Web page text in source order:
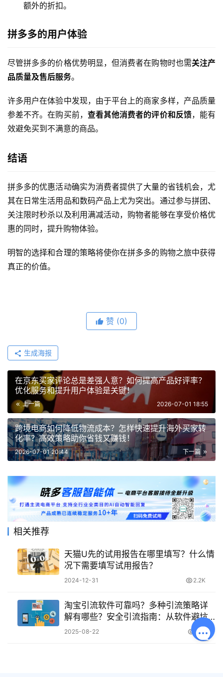
额外的折扣。
拼多多的用户体验
尽管拼多多的价格优势明显，但消费者在购物时也需关注产
品质量及售后服务。
许多用户在体验中发现，由于平台上的商家多样，产品质量
参差不齐。在购买前， 查看其他消费者的评价和反馈，能有
效避免买到不满意的商品。
结语
拼多多的优惠活动确实为消费者提供了大量的省钱机会，尤
其在日常生活用品和数码产品上尤为突出。通过参与拼团、
关注限时秒杀以及利用满减活动，购物者能够在享受价格优
惠的同时，提升购物体验。
明智的选择和合理的策略将使你在拼多多的购物之旅中获得
真正的价值。
赞 (0)
生成海报
在京东买家评论总是差强人意？如何提高产品好评率？
优化服务和提升用户体验是关键！
上一篇 2026-07-01 18:55
跨境电商如何降低物流成本？怎样快速提升海外买家转
化率？高效策略助你省钱又赚钱！
下一篇
2026-07-01 20:44
相关推荐
天猫U先的试用报告在哪里填写？什么情
况下需要填写试用报告？
2024-12-31 2.2K
淘宝引流软件可靠吗？多种引流策略详
解有哪些？安全引流指南：从软件避坑
到内部优化、网红合作等多元策略落
2025-08-22 557